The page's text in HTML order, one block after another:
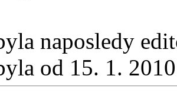
naposledy
od 15. 1.